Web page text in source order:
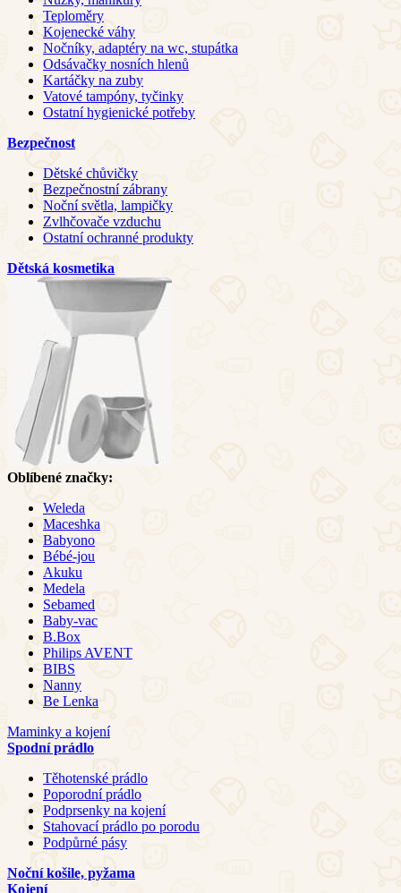
Teploměry
Kojenecké váhy
Nočníky, adaptéry na wc, stupátka
Odsávačky nosních hlenů
Kartáčky na zuby
Vatové tampóny, tyčinky
Ostatní hygienické potřeby
Bezpečnost
Dětské chůvičky
Bezpečnostní zábrany
Noční světla, lampičky
Zvlhčovače vzduchu
Ostatní ochranné produkty
Dětská kosmetika
Oblíbené značky:
Weleda
Maceshka
Babyono
Bébé-jou
Akuku
Medela
Sebamed
Baby-vac
B.Box
Philips AVENT
BIBS
Nanny
Be Lenka
Maminky a kojení
Spodní prádlo
Těhotenské prádlo
Poporodní prádlo
Podprsenky na kojení
Stahovací prádlo po porodu
Podpůrné pásy
Noční košile, pyžama
Kojení